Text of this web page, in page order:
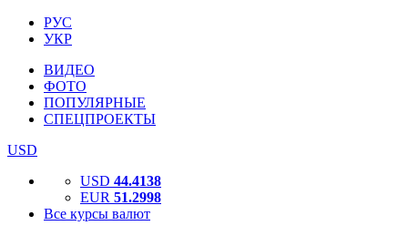
РУС
УКР
ВИДЕО
ФОТО
ПОПУЛЯРНЫЕ
СПЕЦПРОЕКТЫ
USD
USD 44.4138
EUR 51.2998
Все курсы валют